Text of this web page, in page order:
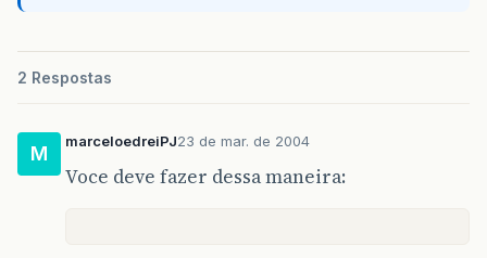
2 Respostas
M
marceloedreiPJ23 de mar. de 2004
Voce deve fazer dessa maneira: